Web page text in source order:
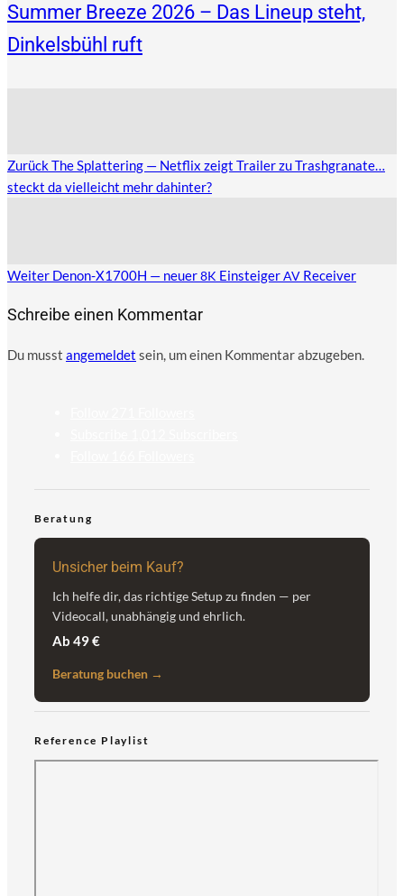
Summer Breeze 2026 – Das Lineup steht,
Dinkelsbühl ruft
ZurückThe Splattering — Netflix zeigt Trailer zu Trashgranate…
steckt da vielleicht mehr dahinter?
Weiter Denon-X1700H — neuer8K EinsteigerAV Receiver
Schreibe einen Kommentar
Du musst angemeldet sein, um einen Kommentar abzugeben.
Beratung
Unsicher beim Kauf?
Ich helfe dir, das richtige Setup zu finden — per
Videocall, unabhängig und ehrlich.
Ab 49 €
Beratung buchen →
Reference Playlist